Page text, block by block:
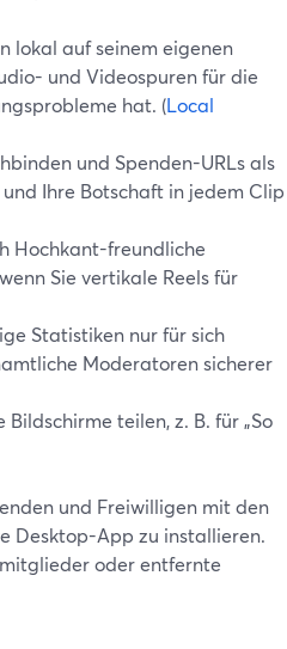
lokal auf seinem eigenen
und Videospuren für die
hat. (Local
und Spenden-URLs als
Ihre Botschaft in jedem Clip
Hochkant-freundliche
Sie vertikale Reels für
Statistiken nur für sich
Moderatoren sicherer
teilen, z. B. für „So
und Freiwilligen mit den
Desktop-App zu installieren.
oder entfernte